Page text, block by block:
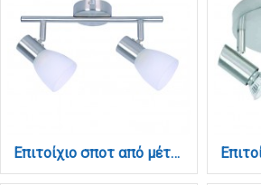
Επιτοίχιο σποτ από μέταλλο σε νίκελ ματ απόχρωση 2XE14 D:30cm (9065-2Φ-Νίκελ Ματ)